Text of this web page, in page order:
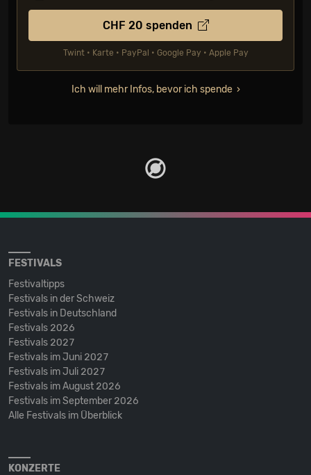
CHF 20 spenden
Twint • Karte • PayPal • Google Pay • Apple Pay
Ich will mehr Infos, bevor ich spende
FESTIVALS
Festivaltipps
Festivals in der Schweiz
Festivals in Deutschland
Festivals 2026
Festivals 2027
Festivals im Juni 2027
Festivals im Juli 2027
Festivals im August 2026
Festivals im September 2026
Alle Festivals im Überblick
KONZERTE